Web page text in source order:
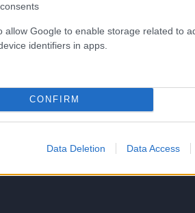
allow Google to enable storage related to
identifiers in apps.
CONFIRM
Data Deletion Data Access
μένεις στο σκοτάδι...